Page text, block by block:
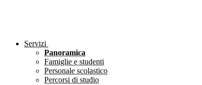
Servizi
Panoramica
Famiglie e studenti
Personale scolastico
Percorsi di studio